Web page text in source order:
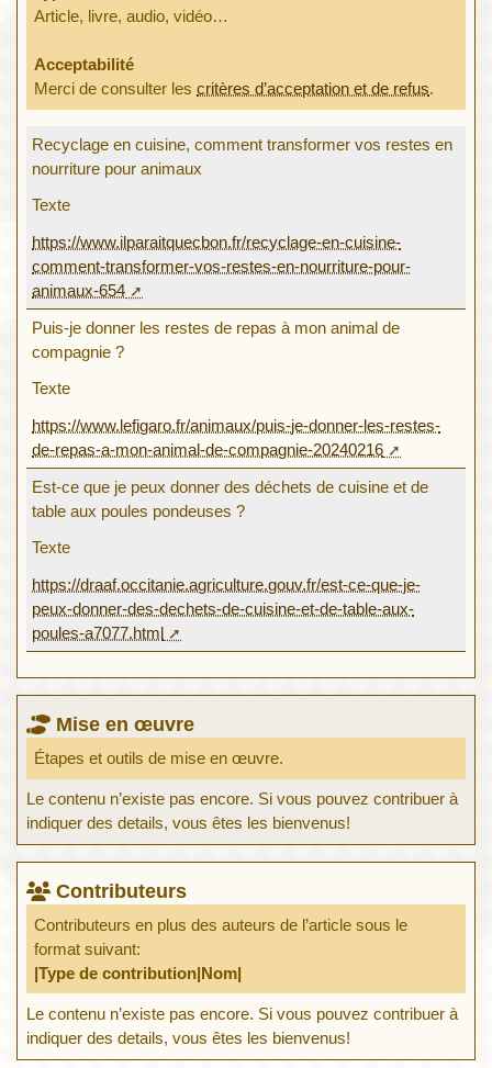
Article, livre, audio, vidéo…
Acceptabilité
Merci de consulter lescritères d’acceptation et de refus.
Recyclage en cuisine, comment transformer vos restes en
nourriture pour animaux
Texte
https://www.ilparaitquecbon.fr/recyclage-en-cuisine-
comment-transformer-vos-restes-en-nourriture-pour-
animaux-654
Puis-je donner les restes de repas à mon animal de
compagnie ?
Texte
https://www.lefigaro.fr/animaux/puis-je-donner-les-restes-
de-repas-a-mon-animal-de-compagnie-20240216
Est-ce que je peux donner des déchets de cuisine et de
table aux poules pondeuses ?
Texte
https://draaf.occitanie.agriculture.gouv.fr/est-ce-que-je-
peux-donner-des-dechets-de-cuisine-et-de-table-aux-
poules-a7077.html
Mise en œuvre
Étapes et outils de mise en œuvre.
Le contenu n’existe pas encore. Si vous pouvez contribuer à
indiquer des details, vous êtes les bienvenus!
Contributeurs
Contributeurs en plus des auteurs de l’article sous le
format suivant:
|Type de contribution|Nom|
Le contenu n’existe pas encore. Si vous pouvez contribuer à
indiquer des details, vous êtes les bienvenus!